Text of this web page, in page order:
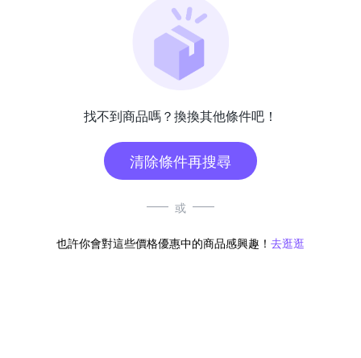
找不到商品嗎？換換其他條件吧！
清除條件再搜尋
或
也許你會對這些價格優惠中的商品感興趣！ 去逛逛